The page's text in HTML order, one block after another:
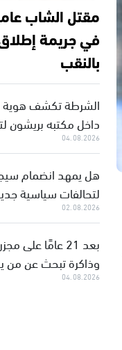
مقتل الشاب
في جريمة
بالنقب
الشرطة تكشف هوية
داخل مكتبه بريشون
04.08.2026
هل يمهد انضمام
لتحالفات سياسية
02.08.2026
بعد 21 عامًا
وذاكرة تبحث عن من
04.08.2026